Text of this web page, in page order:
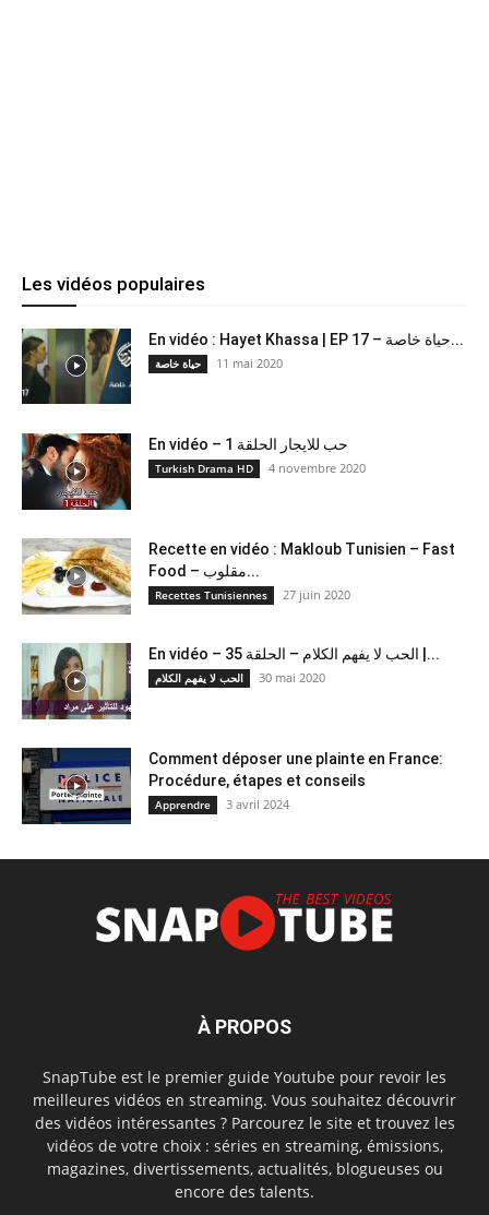
Les vidéos populaires
En vidéo : Hayet Khassa | EP 17 – حياة خاصة...
حياة خاصة 11 mai 2020
En vidéo – حب للايجار الحلقة 1
Turkish Drama HD 4 novembre 2020
Recette en vidéo : Makloub Tunisien – Fast
Food – مقلوب...
Recettes Tunisiennes 27 juin 2020
En vidéo – الحب لا يفهم الكلام – الحلقة 35 |...
الحب لا يفهم الكلام 30 mai 2020
Comment déposer une plainte en France:
Procédure, étapes et conseils
Apprendre 3 avril 2024
À PROPOS
SnapTube est le premier guide Youtube pour revoir les
meilleures vidéos en streaming. Vous souhaitez découvrir
des vidéos intéressantes ? Parcourez le site et trouvez les
vidéos de votre choix : séries en streaming, émissions,
magazines, divertissements, actualités, blogueuses ou
encore des talents.